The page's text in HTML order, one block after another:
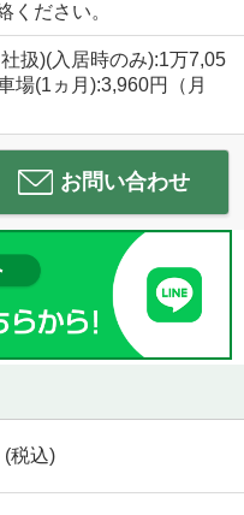
ください。
扱)(入居時のみ):1万7,05
場(1ヵ月):3,960円（月
お問い合わせ
(税込)